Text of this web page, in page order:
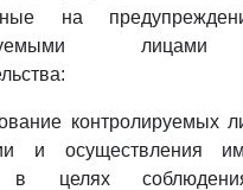
на
лицами
контролируемых
и осуществления
в целях